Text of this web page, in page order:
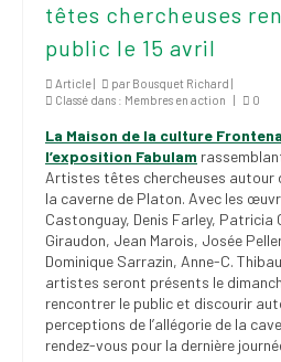
têtes chercheuses
public le 15 avril
Article | par Bousquet Richard |
Classé dans : Membres en action | 0
La Maison de la culture
l’exposition Fabulam
Artistes têtes chercheuses autour
la caverne de Platon. Avec les
Castonguay, Denis Farley, Patricia
Giraudon, Jean Marois, Josée
Dominique Sarrazin, Anne-C.
artistes seront présents le
rencontrer le public et discourir
perceptions de l’allégorie de la
rendez-vous pour la dernière